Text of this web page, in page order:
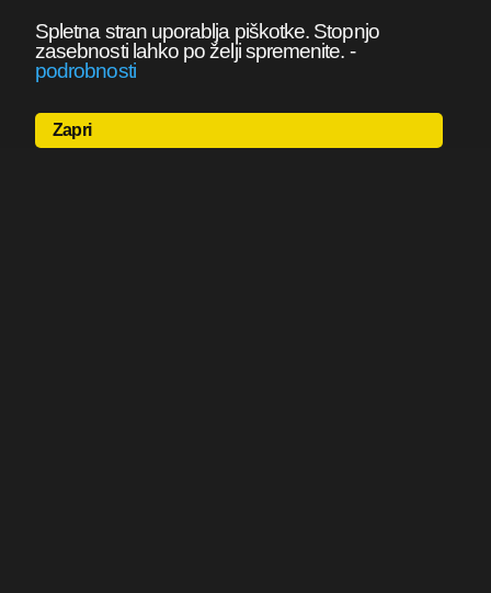
Spletna stran uporablja piškotke. Stopnjo
zasebnosti lahko po želji spremenite. -
podrobnosti
Zapri